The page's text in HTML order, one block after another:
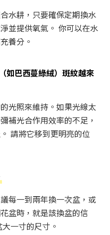
水耕，只要確保定期換水
並提供氧氣。 你可以在水
養分。
如巴西蔓綠絨）斑紋越來
光照來維持。如果光線太
補光合作用效率的不足，
請將它移到更明亮的位
每一到兩年換一次盆，或
盆時，就是該換盆的信
一寸的尺寸。